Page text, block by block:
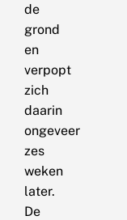
de
grond
en
verpopt
zich
daarin
ongeveer
zes
weken
later.
De